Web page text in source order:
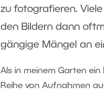
zu fotografieren.
den Bildern dann
gängige Mängel an
Als in meinem Garten
Reihe von Aufnahmen